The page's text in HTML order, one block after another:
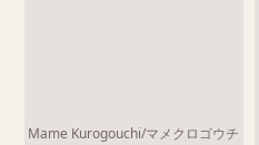
Mame Kurogouchi/マメクロゴウチ